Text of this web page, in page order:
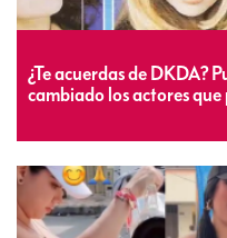
¿Te acuerdas de DKDA?
cambiado los actores